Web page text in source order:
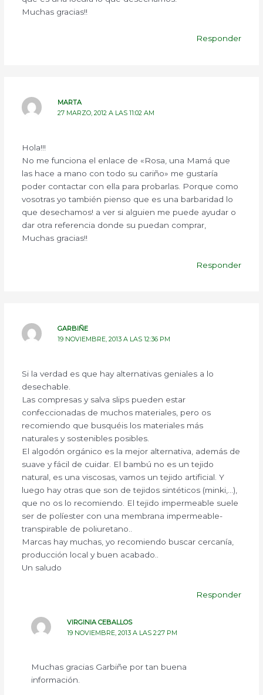
Muchas gracias!!
Responder
MARTA
27 MARZO, 2012 A LAS 11:02 AM
Hola!!!
No me funciona el enlace de «Rosa, una Mamá que
las hace a mano con todo su cariño» me gustaría
poder contactar con ella para probarlas. Porque como
vosotras yo también pienso que es una barbaridad lo
que desechamos! a ver si alguien me puede ayudar o
dar otra referencia donde su puedan comprar,
Muchas gracias!!
Responder
GARBIÑE
19 NOVIEMBRE, 2013 A LAS 12:36 PM
Si la verdad es que hay alternativas geniales a lo
desechable.
Las compresas y salva slips pueden estar
confeccionadas de muchos materiales, pero os
recomiendo que busquéis los materiales más
naturales y sostenibles posibles.
El algodón orgánico es la mejor alternativa, además de
suave y fácil de cuidar. El bambú no es un tejido
natural, es una viscosas, vamos un tejido artificial. Y
luego hay otras que son de tejidos sintéticos (minki,…),
que no os lo recomiendo. El tejido impermeable suele
ser de políester con una membrana impermeable-
transpirable de poliuretano..
Marcas hay muchas, yo recomiendo buscar cercanía,
producción local y buen acabado..
Un saludo
Responder
VIRGINIA CEBALLOS
19 NOVIEMBRE, 2013 A LAS 2:27 PM
Muchas gracias Garbiñe por tan buena
información.